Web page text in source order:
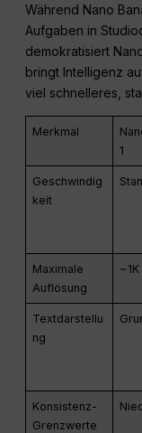
Während Nano
Aufgaben in
demokratisiert
bringt Intelligenz
viel schnelleres,
Merkmal
1
Geschwindig
keit
Maximale
Auflösung
~1K
Textdarstellu
ng
Konsistenz-
Grenzwerte